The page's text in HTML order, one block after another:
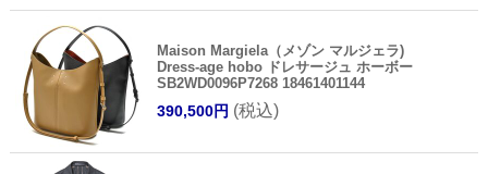
Maison Margiela（メゾン マルジェラ)
Dress-age hobo ドレサージュ ホーボー
SB2WD0096P7268 18461401144
390,500円 (税込)